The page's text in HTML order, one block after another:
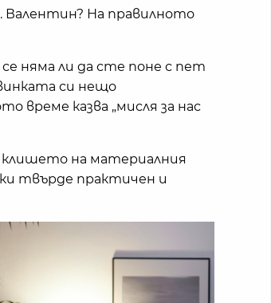
Валентин? На правилното
няма ли да сте поне с пет
си нещо
време казва „мисля за нас
клишето на материалния
твърде практичен и